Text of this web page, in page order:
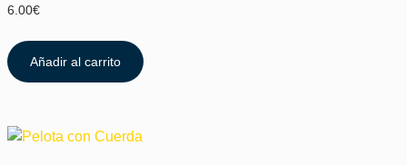
6.00€
Añadir al carrito